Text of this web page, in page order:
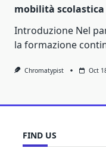
mobilità scolastica
Introduzione Nel
la formazione
Chromatypist Oct
FIND US